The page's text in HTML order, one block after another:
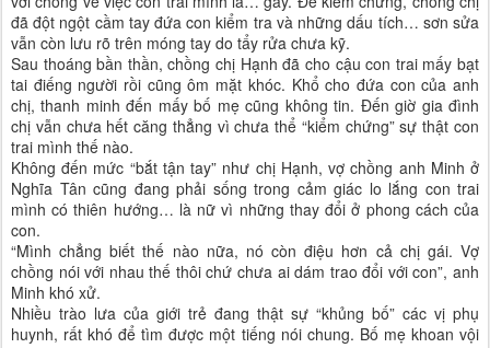
đã đột ngột cầm tay đứa con kiểm tra và những dấu tích… sơn sửa
vẫn còn lưu rõ trên móng tay do tẩy rửa chưa kỹ.
Sau thoáng bần thần, chồng chị Hạnh đã cho cậu con trai mấy bạt
tai điếng người rồi cũng ôm mặt khóc. Khổ cho đứa con của anh
chị, thanh minh đến mấy bố mẹ cũng không tin. Đến giờ gia đình
chị vẫn chưa hết căng thẳng vì chưa thể “kiểm chứng” sự thật con
trai mình thế nào.
Không đến mức “bắt tận tay” như chị Hạnh, vợ chồng anh Minh ở
Nghĩa Tân cũng đang phải sống trong cảm giác lo lắng con trai
mình có thiên hướng… là nữ vì những thay đổi ở phong cách của
con.
“Mình chẳng biết thế nào nữa, nó còn điệu hơn cả chị gái. Vợ
chồng nói với nhau thế thôi chứ chưa ai dám trao đổi với con”, anh
Minh khó xử.
Nhiều trào lưa của giới trẻ đang thật sự “khủng bố” các vị phụ
huynh, rất khó để tìm được một tiếng nói chung. Bố mẹ khoan vội